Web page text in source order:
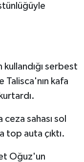
serbest
Talisca'nın kafa
sahası sol
top auta çıktı.
Oğuz'un